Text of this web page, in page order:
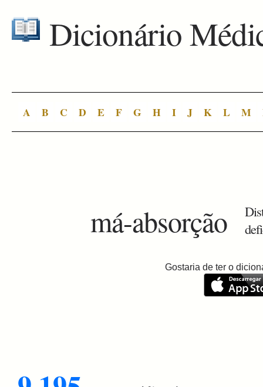
Dicionário
A B C D E F G H I J K L M
má-absorção
Gostaria de ter o